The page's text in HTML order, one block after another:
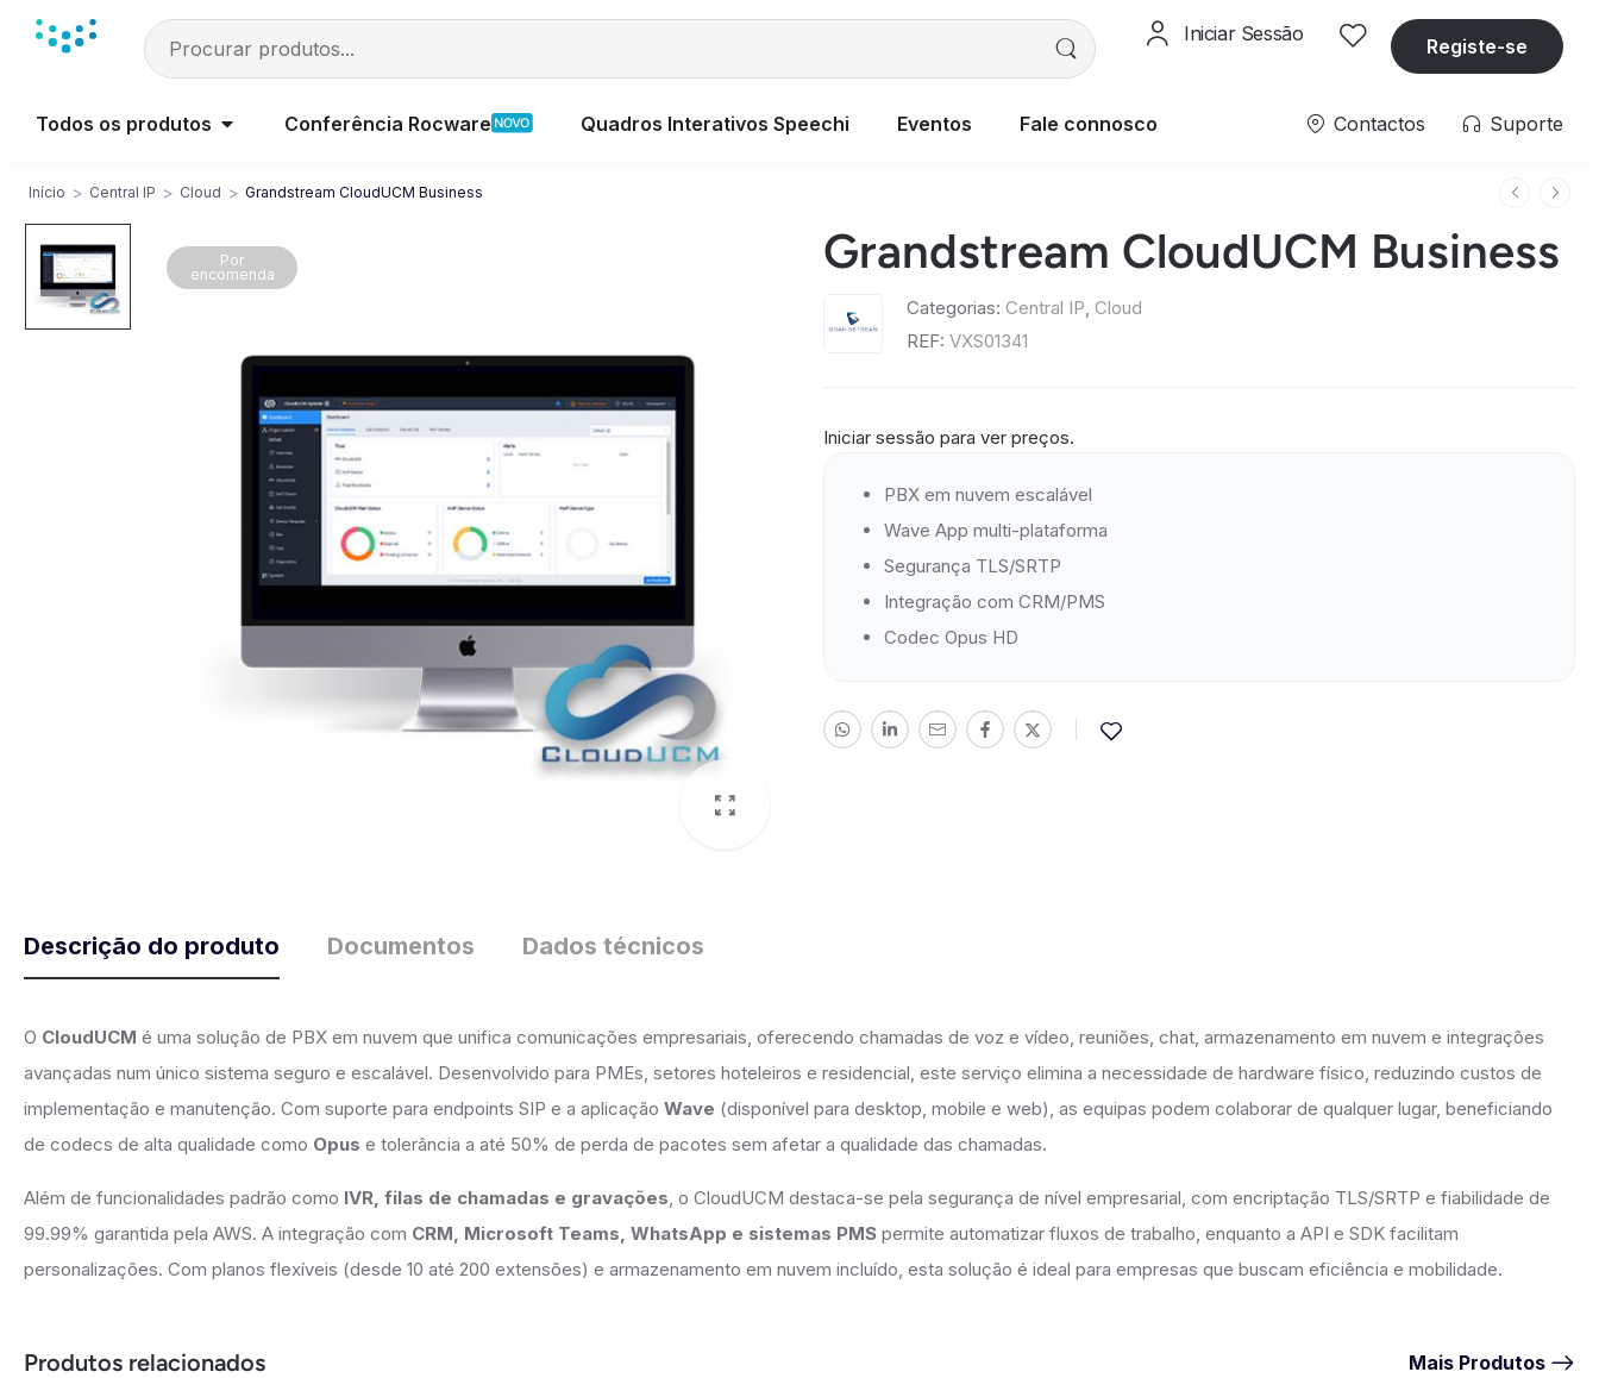
Iniciar Sessão
Registe-se
Todos os produtos Conferência Rocware Quadros Interativos Speechi Eventos Fale connosco Contactos Suporte
Início > Central IP > Cloud > Grandstream CloudUCM Business
Por
encomenda
Grandstream CloudUCM Business
Categorias: Central IP, Cloud
REF: VXS01341
Iniciar sessão para ver preços.
PBX em nuvem escalável
Wave App multi-plataforma
Segurança TLS/SRTP
Integração com CRM/PMS
Codec Opus HD
Descrição do produto Documentos Dados técnicos
O CloudUCM é uma solução de PBX em nuvem que unifica comunicações empresariais, oferecendo chamadas de voz e vídeo, reuniões, chat, armazenamento em nuvem e integrações
avançadas num único sistema seguro e escalável. Desenvolvido para PMEs, setores hoteleiros e residencial, este serviço elimina a necessidade de hardware físico, reduzindo custos de
implementação e manutenção. Com suporte para endpoints SIP e a aplicação Wave (disponível para desktop, mobile e web), as equipas podem colaborar de qualquer lugar, beneficiando
de codecs de alta qualidade como Opus e tolerância a até 50% de perda de pacotes sem afetar a qualidade das chamadas.
Além de funcionalidades padrão como IVR, filas de chamadas e gravações, o CloudUCM destaca-se pela segurança de nível empresarial, com encriptação TLS/SRTP e fiabilidade de
99.99% garantida pela AWS. A integração com CRM, Microsoft Teams, WhatsApp e sistemas PMS permite automatizar fluxos de trabalho, enquanto a API e SDK facilitam
personalizações. Com planos flexíveis (desde 10 até 200 extensões) e armazenamento em nuvem incluído, esta solução é ideal para empresas que buscam eficiência e mobilidade.
Produtos relacionados Mais Produtos